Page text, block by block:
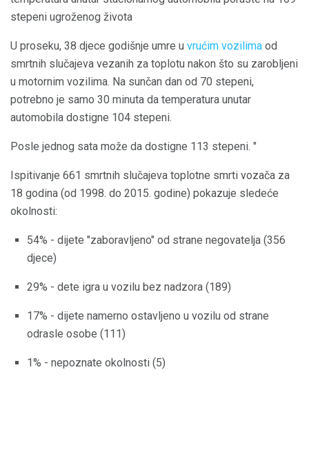
stepeni ugroženog života
U proseku, 38 djece godišnje umre u vrućim vozilima od
smrtnih slučajeva vezanih za toplotu nakon što su zarobljeni
u motornim vozilima. Na sunčan dan od 70 stepeni,
potrebno je samo 30 minuta da temperatura unutar
automobila dostigne 104 stepeni.
Posle jednog sata može da dostigne 113 stepeni. "
Ispitivanje 661 smrtnih slučajeva toplotne smrti vozača za
18 godina (od 1998. do 2015. godine) pokazuje sledeće
okolnosti:
54% - dijete "zaboravljeno" od strane negovatelja (356
djece)
29% - dete igra u vozilu bez nadzora (189)
17% - dijete namerno ostavljeno u vozilu od strane
odrasle osobe (111)
1% - nepoznate okolnosti (5)